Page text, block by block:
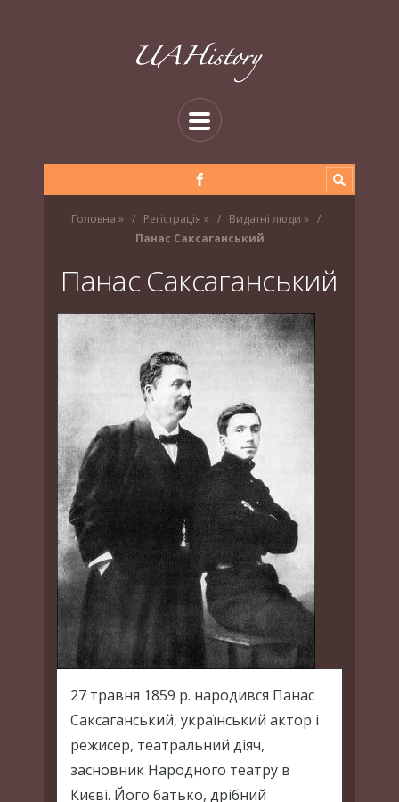
Головна » Регістрація » Видатні люди »
Панас Саксаганський
Панас Саксаганський
27 травня 1859 р. народився Панас
Саксаганський, український актор і
режисер, театральний діяч,
засновник Народного театру в
Києві. Його батько, дрібний